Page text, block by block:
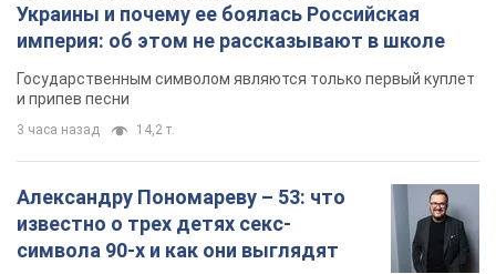
Украины и почему ее боялась Российская
империя: об этом не рассказывают в школе
Государственным символом являются только первый куплет
и припев песни
3 часа назад 14,2 т.
Александру Пономареву – 53: что
известно о трех детях секс-
символа 90-х и как они выглядят